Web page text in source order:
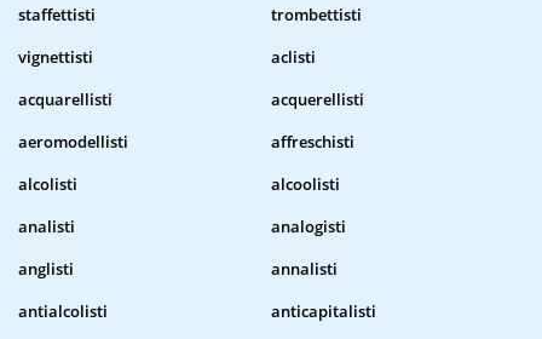
staffettisti
trombettisti
vignettisti
aclisti
acquarellisti
acquerellisti
aeromodellisti
affreschisti
alcolisti
alcoolisti
analisti
analogisti
anglisti
annalisti
antialcolisti
anticapitalisti